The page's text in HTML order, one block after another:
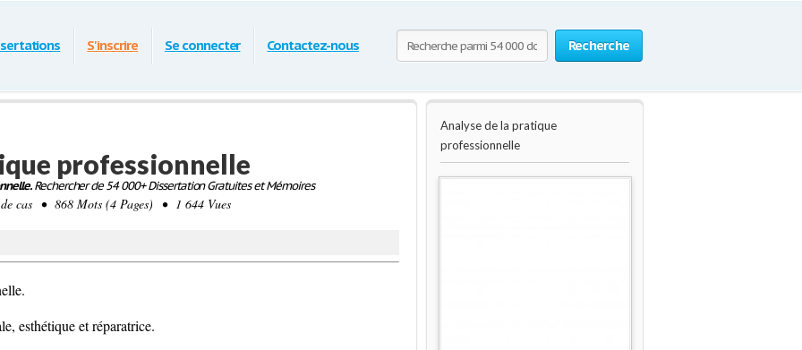
Recherche
S'inscrire Se connecter Contactez-nous
professionnelle
Rechercher de 54 000+ Dissertation Gratuites et Mémoires
cas • 868 Mots (4 Pages) • 1 644 Vues
esthétique et réparatrice.
Analyse de la pratique
professionnelle